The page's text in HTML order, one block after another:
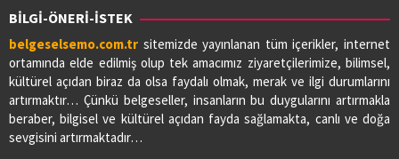
BİLGİ-ÖNERİ-İSTEK
belgeselsemo.com.tr sitemizde yayınlanan tüm içerikler, internet
ortamında elde edilmiş olup tek amacımız ziyaretçilerimize, bilimsel,
kültürel açıdan biraz da olsa faydalı olmak, merak ve ilgi durumlarını
artırmaktır… Çünkü belgeseller, insanların bu duygularını artırmakla
beraber, bilgisel ve kültürel açıdan fayda sağlamakta, canlı ve doğa
sevgisini artırmaktadır…